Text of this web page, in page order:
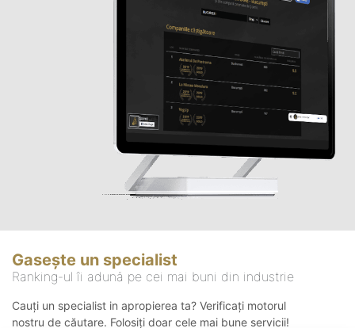
Gasește un specialist
Ranking-ul îi adună pe cei mai buni din industrie
Cauți un specialist in apropierea ta? Verificați motorul
nostru de căutare. Folosiți doar cele mai bune servicii!